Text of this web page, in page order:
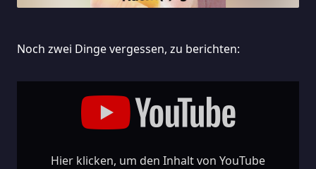
Noch zwei Dinge vergessen, zu berichten:
„Noch
Hier klicken, um den Inhalt von YouTube